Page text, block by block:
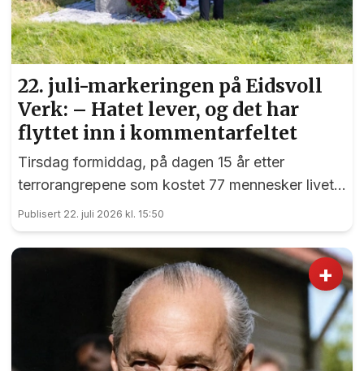
22. juli-markeringen på Eidsvoll
Verk: – Hatet lever, og det har
flyttet inn i kommentarfeltet
Tirsdag formiddag, på dagen 15 år etter
terrorangrepene som kostet 77 mennesker livet,
var det en sterk markering ved 22. juli-
monumentet på Eidsvoll Verk.
Publisert 22. juli 2026 kl. 15:50
+